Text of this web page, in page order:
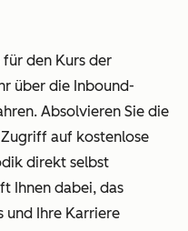
den Kurs der
über die Inbound-
Absolvieren Sie die
auf kostenlose
direkt selbst
Ihnen dabei, das
und Ihre Karriere